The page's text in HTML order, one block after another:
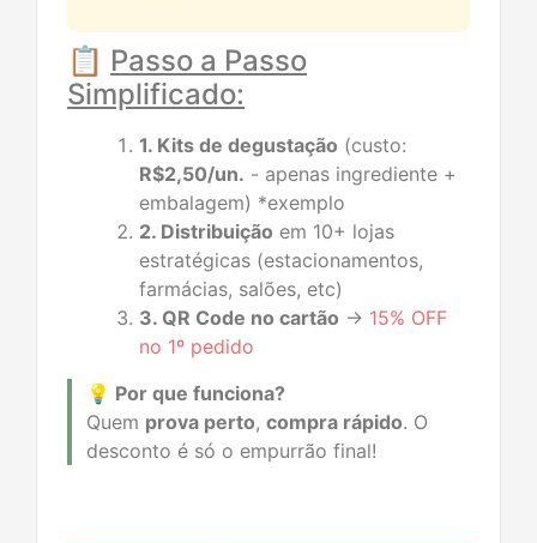
📋 Passo a Passo
Simplificado:
1. Kits de degustação (custo:
R$2,50/un. - apenas ingrediente +
embalagem) *exemplo
2. Distribuição em 10+ lojas
estratégicas (estacionamentos,
farmácias, salões, etc)
3. QR Code no cartão → 15% OFF
no 1º pedido
💡 Por que funciona?
Quem prova perto, compra rápido. O
desconto é só o empurrão final!